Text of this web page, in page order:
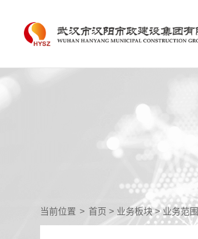
当前位置 > 首页 > 业务板块> 业务范围